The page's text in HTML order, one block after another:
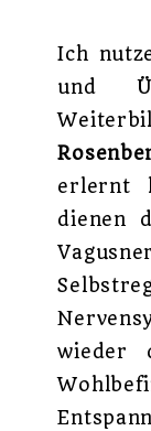
Ich
und
erlernt
dienen
wieder